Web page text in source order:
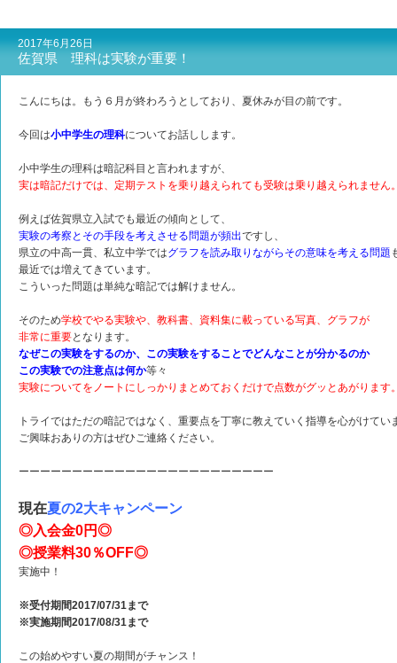
2017年6月26日
佐賀県 理科は実験が重要！
こんにちは。もう６月が終わろうとしており、夏休みが目の前です。
今回は小中学生の理科についてお話しします。
小中学生の理科は暗記科目と言われますが、
実は暗記だけでは、定期テストを乗り越えられても受験は乗り越えられません
例えば佐賀県立入試でも最近の傾向として、
実験の考察とその手段を考えさせる問題が頻出ですし、
県立の中高一貫、私立中学ではグラフを読み取りながらその意味を考える問題
最近では増えてきています。
こういった問題は単純な暗記では解けません。
そのため学校でやる実験や、教科書、資料集に載っている写真、グラフが
非常に重要となります。
なぜこの実験をするのか、この実験をすることでどんなことが分かるのか
この実験での注意点は何か等々
実験についてをノートにしっかりまとめておくだけで点数がグッとあがります
トライではただの暗記ではなく、重要点を丁寧に教えていく指導を心がけてい
ご興味おありの方はぜひご連絡ください。
ーーーーーーーーーーーーーーーーーーーーーーーー
現在夏の2大キャンペーン
◎入会金0円◎
◎授業料30％OFF◎
実施中！
※受付期間2017/07/31まで
※実施期間2017/08/31まで
この始めやすい夏の期間がチャンス！